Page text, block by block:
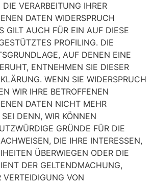
DIE VERARBEITUNG IHRER
DATEN WIDERSPRUCH
GILT AUCH FÜR EIN AUF DIESE
PROFILING. DIE
AUF DENEN EINE
ENTNEHMEN SIE DIESER
WENN SIE WIDERSPRUCH
WIR IHRE BETROFFENEN
DATEN NICHT MEHR
DENN, WIR KÖNNEN
GRÜNDE FÜR DIE
DIE IHRE INTERESSEN,
ÜBERWIEGEN ODER DIE
DER GELTENDMACHUNG,
VON